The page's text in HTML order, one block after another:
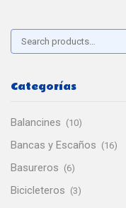
Buscar:
Categorías
Balancines (10)
Bancas y Escaños (16)
Basureros (6)
Bicicleteros (3)